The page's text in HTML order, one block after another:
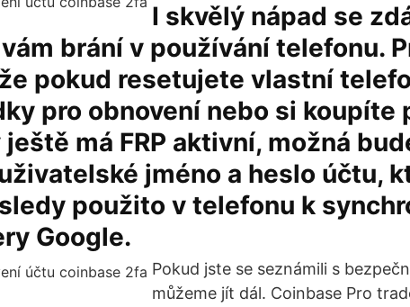
I skvělý nápad se
brání v používání telefonu.
pokud resetujete vlastní
pro obnovení nebo si koupíte
má FRP aktivní, možná
jméno a heslo účtu,
použito v telefonu k
Google.
Pokud jste se seznámili s
můžeme jít dál. Coinbase Pro